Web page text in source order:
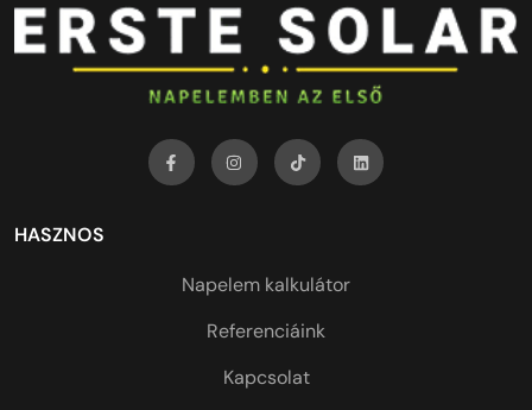
HASZNOS
Napelem kalkulátor
Referenciáink
Kapcsolat